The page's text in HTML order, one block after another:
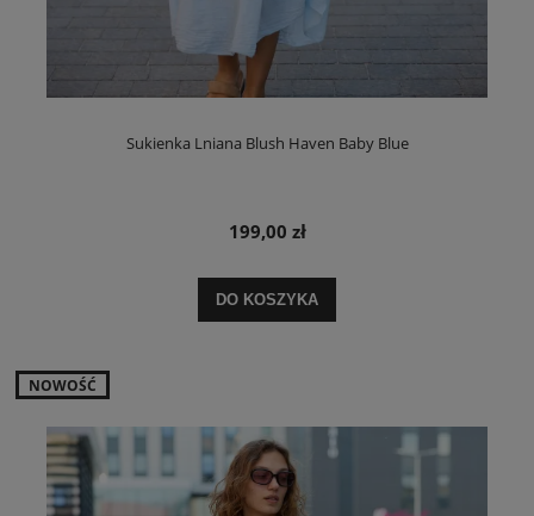
Sukienka Lniana Blush Haven Baby Blue
199,00 zł
DO KOSZYKA
NOWOŚĆ